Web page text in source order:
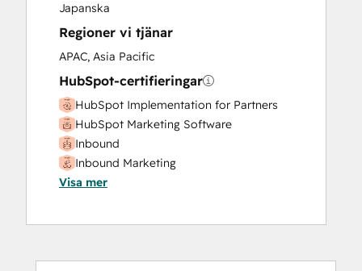
Japanska
Regioner vi tjänar
APAC, Asia Pacific
HubSpot-certifieringar
HubSpot Implementation for Partners
HubSpot Marketing Software
Inbound
Inbound Marketing
Inbound Marketing
Visa mer